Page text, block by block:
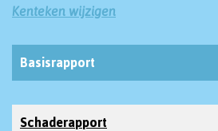
Kenteken wijzigen
Basisrapport
Schaderapport